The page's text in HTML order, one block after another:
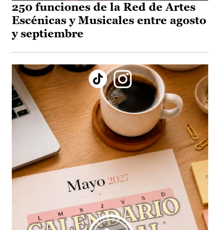
250 funciones de la Red de Artes
Escénicas y Musicales entre agosto
y septiembre